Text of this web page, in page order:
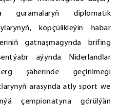
diplomatik
köpçülikleýin habar
gatnaşmagynda brifing
aýynda Niderlandlar
şäherinde geçirilmegi
arasynda atly sport we
çempionatyna görülýän